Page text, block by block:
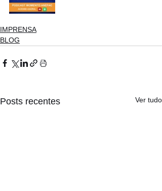
IMPRENSA
BLOG
Posts recentes Ver tudo